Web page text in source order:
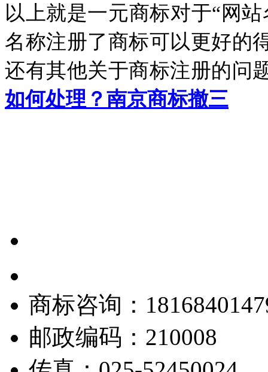
以上就是一元商标对于“网
名称注册了商标可以更好的
还有其他关于商标注册的问
如何处理？南京商标撤三
商标咨询：
邮政编码：210008